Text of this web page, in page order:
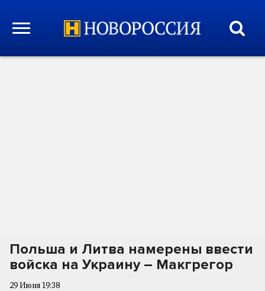
Польша и Литва намерены ввести
войска на Украину – Макгрегор
29 Июня 19:38